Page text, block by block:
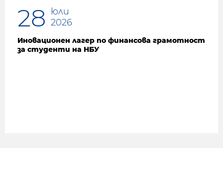
28
юли
2026
Иновационен лагер по финансова грамотност
за студенти на НБУ